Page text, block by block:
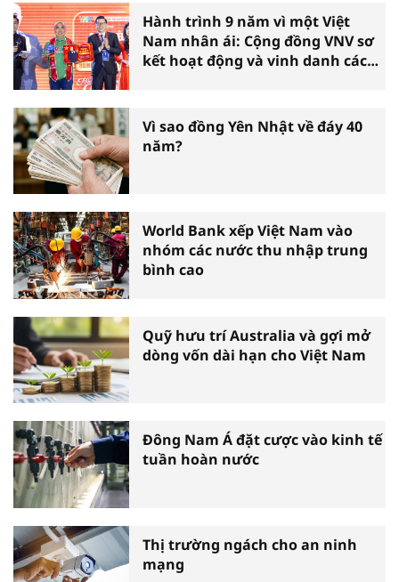
Hành trình 9 năm vì một Việt
Nam nhân ái: Cộng đồng VNV sơ
kết hoạt động và vinh danh các
Vì sao đồng Yên Nhật về đáy 40
năm?
World Bank xếp Việt Nam vào
nhóm các nước thu nhập trung
bình cao
Quỹ hưu trí Australia và gợi mở
dòng vốn dài hạn cho Việt Nam
Đông Nam Á đặt cược vào kinh tế
tuần hoàn nước
Thị trường ngách cho an ninh
mạng